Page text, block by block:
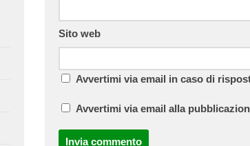
Sito web
Avvertimi via email in caso di
Avvertimi via email alla